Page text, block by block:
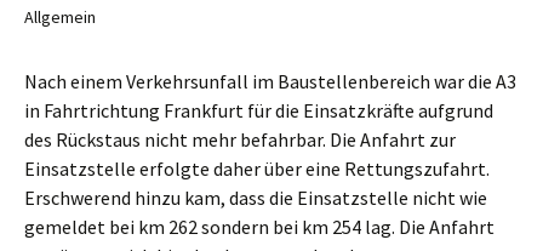
Allgemein
Nach einem Verkehrsunfall im Baustellenbereich war die A3
in Fahrtrichtung Frankfurt für die Einsatzkräfte aufgrund
des Rückstaus nicht mehr befahrbar. Die Anfahrt zur
Einsatzstelle erfolgte daher über eine Rettungszufahrt.
Erschwerend hinzu kam, dass die Einsatzstelle nicht wie
gemeldet bei km 262 sondern bei km 254 lag. Die Anfahrt